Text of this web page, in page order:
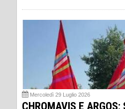
Mercoledì 29 Luglio 2026
CHROMAVIS E ARGOS: